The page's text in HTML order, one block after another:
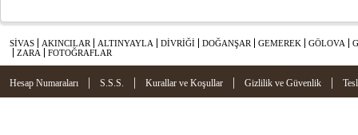
SİVAS AKINCILAR ALTINYAYLA DİVRİĞİ DOĞANŞAR GEMEREK GÖLOVA
ZARA
FOTOĞRAFLAR
Hesap Numaraları | S.S.S. | Kurallar ve Koşullar | Gizlilik ve Güvenlik |